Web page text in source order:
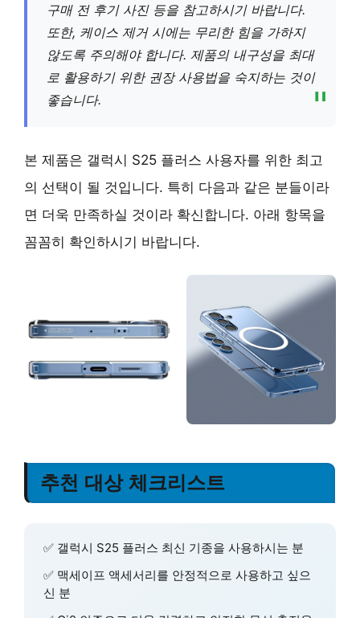
구매 전 후기 사진 등을 참고하시기 바랍니다.
또한, 케이스 제거 시에는 무리한 힘을 가하지
않도록 주의해야 합니다. 제품의 내구성을 최대
로 활용하기 위한 권장 사용법을 숙지하는 것이
좋습니다.
본 제품은 갤럭시 S25 플러스 사용자를 위한 최고
의 선택이 될 것입니다. 특히 다음과 같은 분들이라
면 더욱 만족하실 것이라 확신합니다. 아래 항목을
꼼꼼히 확인하시기 바랍니다.
추천 대상 체크리스트
✅ 갤럭시 S25 플러스 최신 기종을 사용하시는 분
✅ 맥세이프 액세서리를 안정적으로 사용하고 싶으
신 분